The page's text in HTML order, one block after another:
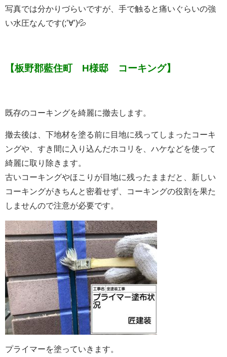
写真では分かりづらいですが、手で触ると痛いぐらいの強
い水圧なんです(;’∀’)💦
【板野郡藍住町 H様邸 コーキング】
既存のコーキングを綺麗に撤去します。
撤去後は、下地材を塗る前に目地に残ってしまったコーキ
ングや、すき間に入り込んだホコリを、ハケなどを使って
綺麗に取り除きます。
古いコーキングやほこりが目地に残ったままだと、新しい
コーキングがきちんと密着せず、コーキングの役割を果た
しませんので注意が必要です。
プライマーを塗っていきます。